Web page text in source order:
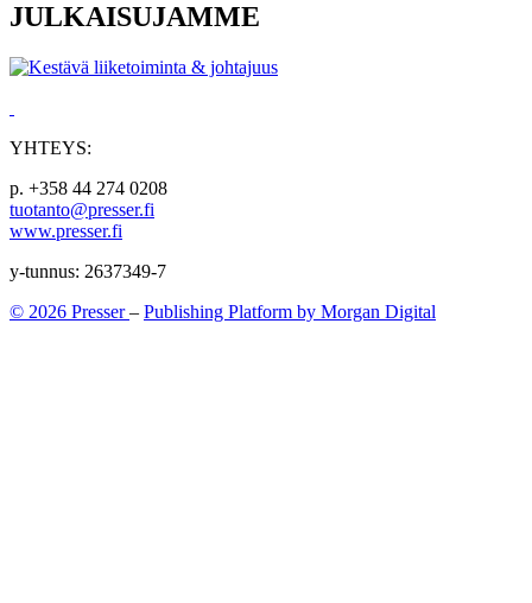
JULKAISUJAMME
YHTEYS:
p. +358 44 274 0208
tuotanto@presser.fi
www.presser.fi
y-tunnus: 2637349-7
© 2026 Presser– Publishing Platform by Morgan Digital